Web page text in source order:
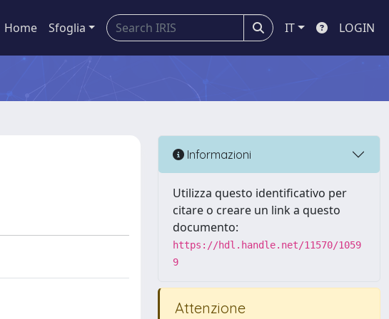
Home Sfoglia IT LOGIN
Informazioni
Utilizza questo identificativo per
citare o creare un link a questo
documento:
https://hdl.handle.net/11570/1059
9
Attenzione